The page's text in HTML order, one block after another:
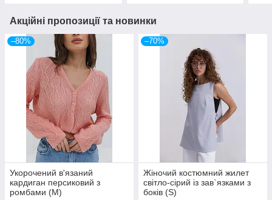
Акційні пропозиції та новинки
–80%
Укорочений в'язаний
кардиган персиковий з
ромбами (M)
–70%
Жіночий костюмний жилет
світло-сірий із зав`язками з
боків (S)